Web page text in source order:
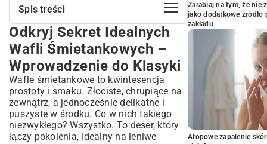
Spis treści
Odkryj Sekret Idealnych Wafli
Śmietankowych – Wprowadzenie do
Klasyki
Przepis na Wafle Śmietankowe:
Klasyczna Receptura Krok po Kroku
Niezbędne Składniki na Domowe Wafle
Śmietankowe
Wybór Odpowiedniej Gofrownicy i
Przyborów Kuchennych
Jak Przygotować Ciasto na Perfekcyjne
Odkryj Sekret Idealnych
Wafli Śmietankowych –
Wprowadzenie do Klasyki
Wafle śmietankowe to kwintesencja
prostoty i smaku. Złociste, chrupiące na
zewnątrz, a jednocześnie delikatne i
puszyste w środku. Co w nich takiego
niezwykłego? Wszystko. To deser, który
łączy pokolenia, idealny na leniwe
Zarabiaj na tym, że nie
jako dodatkowe
zakładu
Atopowe zapalenie